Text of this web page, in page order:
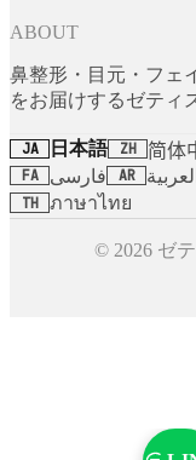
ABOUT
鼻整形・目元・フェ
をお届けするゼティ
JA 日本語 ZH 简体
FA فارسی AR
TH ภาษาไทย
© 2026 ゼ